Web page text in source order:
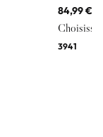
84,99 €
3941